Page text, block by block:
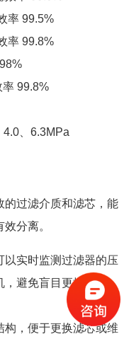
99.5%
99.8%
99.8%
、6.3MPa
的过滤介质和滤芯，能
分离。
以实时监测过滤器的压
避免盲目更换和浪
，便于更换滤芯或维